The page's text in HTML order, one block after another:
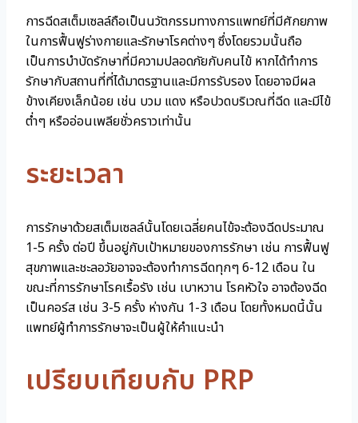
การฉีดสเต็มเซลล์ถือเป็นนวัตกรรมทางการแพทย์ที่มีศักยภาพ
ในการฟื้นฟูร่างกายและรักษาโรคต่างๆ ซึ่งโดยรวมนั้นถือ
เป็นการบำบัดรักษาที่มีความปลอดภัยกับคนไข้ หากได้ทำการ
รักษากับสถานที่ที่ได้มาตรฐานและมีการรับรอง โดยอาจมีผล
ข้างเคียงเล็กน้อย เช่น บวม แดง หรือปวดบริเวณที่ฉีด และมีไข้
ต่ำๆ หรืออ่อนเพลียชั่วคราวเท่านั้น
ระยะเวลา
การรักษาด้วยสเต็มเซลล์นั้นโดยเฉลี่ยคนไข้จะต้องฉีดประมาณ
1-5 ครั้ง ต่อปี ขึ้นอยู่กับเป้าหมายของการรักษา เช่น การฟื้นฟู
สุขภาพและชะลอวัยอาจจะต้องทำการฉีดทุกๆ 6-12 เดือน ใน
ขณะที่การรักษาโรคเรื้อรัง เช่น เบาหวาน โรคหัวใจ อาจต้องฉีด
เป็นคอร์ส เช่น 3-5 ครั้ง ห่างกัน 1-3 เดือน โดยทั้งหมดนี้นั้น
แพทย์ผู้ทำการรักษาจะเป็นผู้ให้คำแนะนำ
เปรียบเทียบกับ PRP